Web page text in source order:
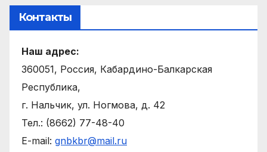
Контакты
Наш адрес:
360051, Россия, Кабардино-Балкарская
Республика,
г. Нальчик, ул. Ногмова, д. 42
Тел.: (8662) 77-48-40
E-mail: gnbkbr@mail.ru